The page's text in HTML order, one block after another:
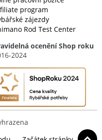
program
zájezdy
Rod Test Center
ocenění Shop roku
2024